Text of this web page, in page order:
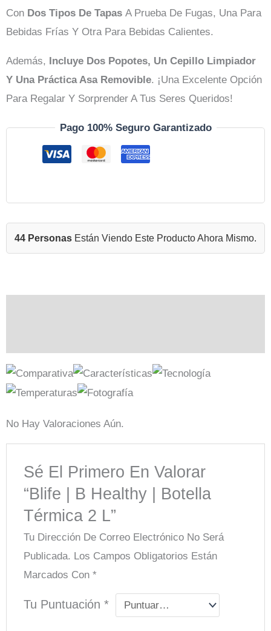
Con Dos Tipos De Tapas A Prueba De Fugas, Una Para
Bebidas Frías Y Otra Para Bebidas Calientes.
Además, Incluye Dos Popotes, Un Cepillo Limpiador
Y Una Práctica Asa Removible. ¡Una Excelente Opción
Para Regalar Y Sorprender A Tus Seres Queridos!
Pago 100% Seguro Garantizado
44 Personas Están Viendo Este Producto Ahora Mismo.
No Hay Valoraciones Aún.
Sé El Primero En Valorar
“Blife | B Healthy | Botella
Térmica 2 L”
Tu Dirección De Correo Electrónico No Será
Publicada. Los Campos Obligatorios Están
Marcados Con*
Tu Puntuación*